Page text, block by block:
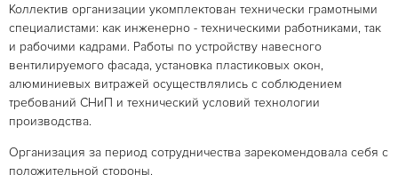
Коллектив организации укомплектован технически грамотными
специалистами: как инженерно - техническими работниками, так
и рабочими кадрами. Работы по устройству навесного
вентилируемого фасада, установка пластиковых окон,
алюминиевых витражей осуществлялись с соблюдением
требований СНиП и технический условий технологии
производства.
Организация за период сотрудничества зарекомендовала себя с
положительной стороны.